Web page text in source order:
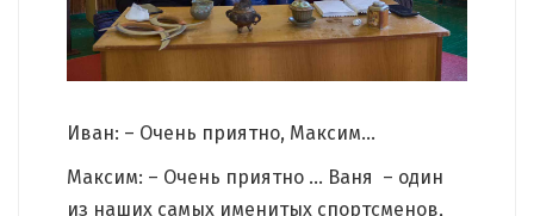
Иван: – Очень приятно, Максим…
Максим: – Очень приятно … Ваня – один
из наших самых именитых спортсменов,